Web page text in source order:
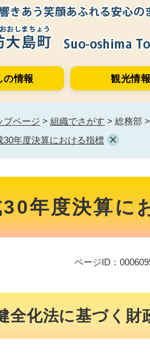
の情報 観光情報
プページ > 組織でさがす > 総務部 >
30年度決算における指標
年度決算に
ページID：
全化法に基づく財